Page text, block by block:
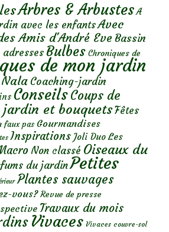
Arbres & Arbustes A
avec les enfantsAvec
Amis d'André Eve Bassin
adresses Bulbes Chroniques de
de mon jardin
Nala Coaching-jardin
ConseilsCoups de
jardin et bouquetsFêtes
faux pas Gourmandises
Inspirations Joli Duo Les
Non classé Oiseaux du
du jardinPetites
Plantes sauvages
vous? Revue de presse
Travaux du mois
Vivaces Vivaces couvre-sol